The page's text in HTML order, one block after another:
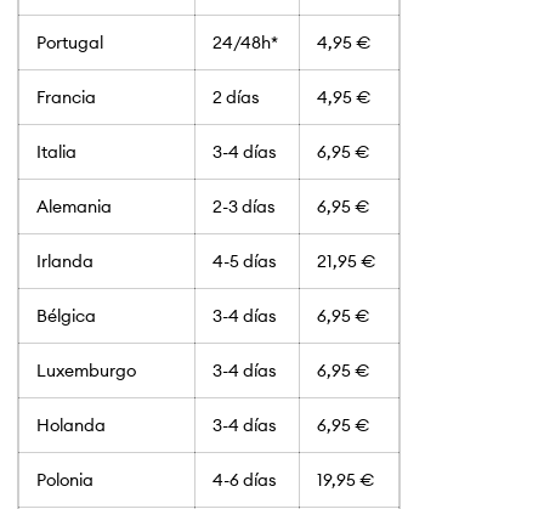
Portugal 24/48h* 4,95 €
Francia 2 días 4,95 €
Italia 3-4 días 6,95 €
Alemania 2-3 días 6,95 €
Irlanda 4-5 días 21,95 €
Bélgica 3-4 días 6,95 €
Luxemburgo 3-4 días 6,95 €
Holanda 3-4 días 6,95 €
Polonia 4-6 días 19,95 €